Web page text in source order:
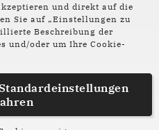
und direkt auf die
Sie auf „Einstellungen zu
Beschreibung der
und/oder um Ihre Cookie-
Impressum